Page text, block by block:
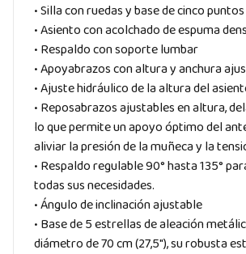
• Silla con ruedas y base de cinco puntos
• Asiento con acolchado de espuma
• Respaldo con soporte lumbar
• Apoyabrazos con altura y anchura
• Ajuste hidráulico de la altura del
• Reposabrazos ajustables en altura,
lo que permite un apoyo óptimo del
aliviar la presión de la muñeca y la
• Respaldo regulable 90° hasta 135°
todas sus necesidades.
• Ángulo de inclinación ajustable
• Base de 5 estrellas de aleación
diámetro de 70 cm (27,5″), su robusta